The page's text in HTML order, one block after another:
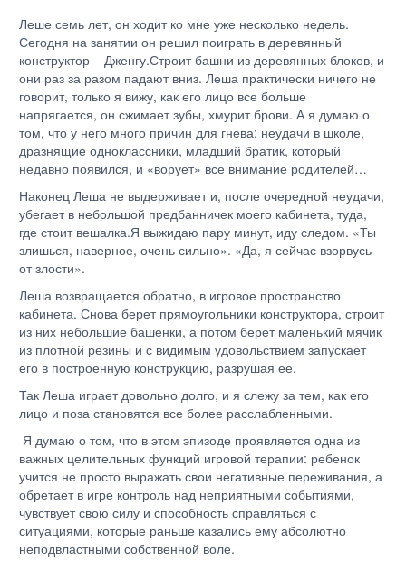
Леше семь лет, он ходит ко мне уже несколько недель.
Сегодня на занятии он решил поиграть в деревянный
конструктор – Дженгу.Строит башни из деревянных блоков, и
они раз за разом падают вниз. Леша практически ничего не
говорит, только я вижу, как его лицо все больше
напрягается, он сжимает зубы, хмурит брови. А я думаю о
том, что у него много причин для гнева: неудачи в школе,
дразнящие одноклассники, младший братик, который
недавно появился, и «ворует» все внимание родителей…
Наконец Леша не выдерживает и, после очередной неудачи,
убегает в небольшой предбанничек моего кабинета, туда,
где стоит вешалка.Я выжидаю пару минут, иду следом. «Ты
злишься, наверное, очень сильно». «Да, я сейчас взорвусь
от злости».
Леша возвращается обратно, в игровое пространство
кабинета. Снова берет прямоугольники конструктора, строит
из них небольшие башенки, а потом берет маленький мячик
из плотной резины и с видимым удовольствием запускает
его в построенную конструкцию, разрушая ее.
Так Леша играет довольно долго, и я слежу за тем, как его
лицо и поза становятся все более расслабленными.
Я думаю о том, что в этом эпизоде проявляется одна из
важных целительных функций игровой терапии: ребенок
учится не просто выражать свои негативные переживания, а
обретает в игре контроль над неприятными событиями,
чувствует свою силу и способность справляться с
ситуациями, которые раньше казались ему абсолютно
неподвластными собственной воле.